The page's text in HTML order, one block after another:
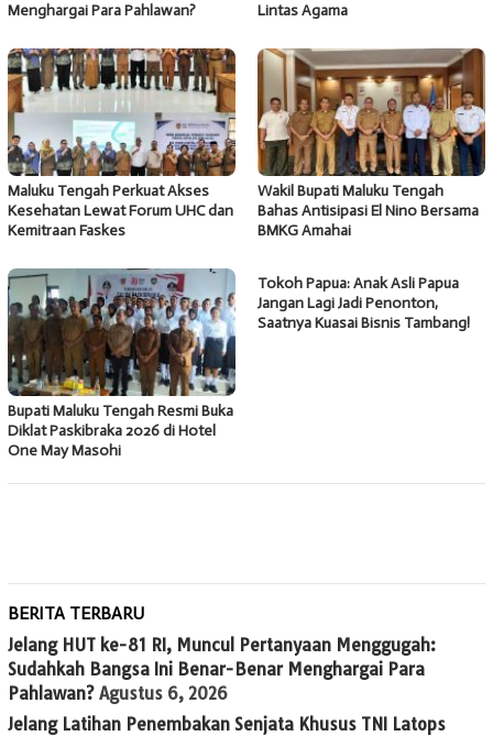
Menghargai Para Pahlawan? Lintas Agama
Maluku Tengah Perkuat Akses
Kesehatan Lewat Forum UHC dan
Kemitraan Faskes
Wakil Bupati Maluku Tengah
Bahas Antisipasi El Nino Bersama
BMKG Amahai
Bupati Maluku Tengah Resmi Buka
Diklat Paskibraka 2026 di Hotel
One May Masohi
Tokoh Papua: Anak Asli Papua
Jangan Lagi Jadi Penonton,
Saatnya Kuasai Bisnis Tambang!
BERITA TERBARU
Jelang HUT ke-81 RI, Muncul Pertanyaan Menggugah:
Sudahkah Bangsa Ini Benar-Benar Menghargai Para
Pahlawan? Agustus 6, 2026
Jelang Latihan Penembakan Senjata Khusus TNI Latops